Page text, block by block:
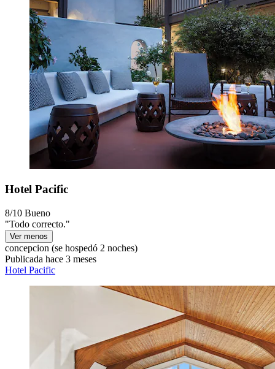
Hotel Pacific
8/10 Bueno
"Todo correcto."
Ver menos
concepcion (se hospedó 2 noches)
Publicada hace 3 meses
Hotel Pacific